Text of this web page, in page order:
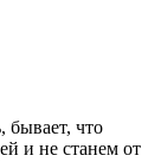
бывает, что
и не станем от